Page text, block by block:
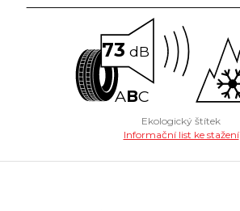
73 dB
ABC
Ekologický štítek
Informační list ke stažení